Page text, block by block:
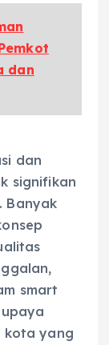
dan
dan
signifikan
Banyak
smart
kota yang